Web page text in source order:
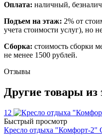
Оплата: наличный,
Подъем на этаж: 2% от
учета стоимости услуг), но
Сборка: стоимость сборки
не менее 1500 рублей.
Отзывы
Другие товары из
12
Быстрый просмотр
Кресло отдыха "Комфорт-